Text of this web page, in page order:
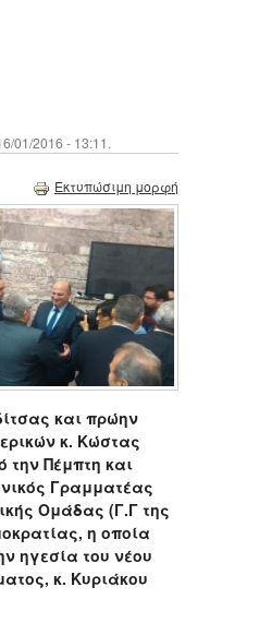
01/2016 - 13:11.
Εκτυπώσιμη μορφή
και πρώην
κ. Κώστας
την Πέμπτη και
Γραμματέας
Ομάδας (Γ.Γ της
η οποία
ηγεσία του νέου
κ. Κυριάκου